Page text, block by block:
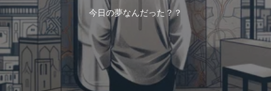
今日の夢なんだった？？